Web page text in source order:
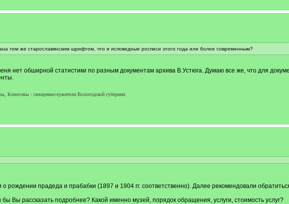
тем же старославянским шрифтом, что и исповедные росписи этого года или более современным?
нет обширной статистики по разным документам архива В.Устюга. Думаю все же, что для
- священнослужители Вологодской губернии
рождении прадеда и прабабки (1897 и 1904 гг. соответственно). Далее рекомендовали
Вы рассказать подробнее? Какой именно музей, порядок обращения, услуги, стоимость услуг?